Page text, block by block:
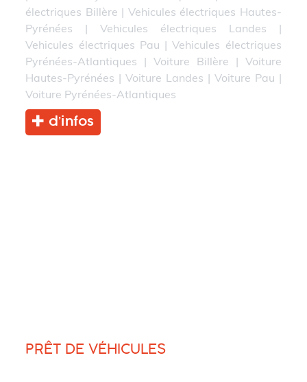
électriques Billère | Vehicules électriques Hautes-
Pyrénées |Vehicules électriques Landes |
Vehicules électriques Pau |Vehicules électriques
Pyrénées-Atlantiques |Voiture Billère | Voiture
Hautes-Pyrénées |Voiture Landes | Voiture Pau |
Voiture Pyrénées-Atlantiques
d’infos
PRÊT DE VÉHICULES